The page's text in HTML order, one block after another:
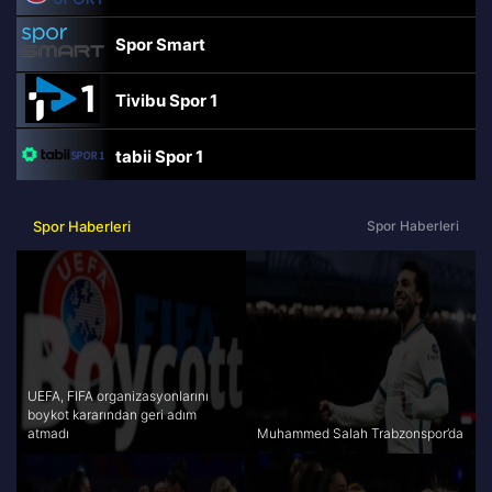
Spor Smart
Tivibu Spor 1
tabii Spor 1
tabii Spor
A Spor
Tivibu Spor
Spor Haberleri Spor Haberleri
UEFA, FIFA organizasyonlarını
boykot kararından geri adım
atmadı
Muhammed Salah Trabzonspor’da